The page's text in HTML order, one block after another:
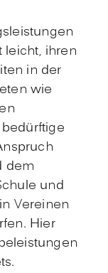
leicht, ihren
in der
wie
dem
und
Vereinen
Hier